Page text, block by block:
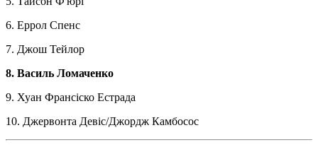
6. Еррол Спенс
7. Джош Тейлор
8. Василь Ломаченко
9. Хуан Франсіско Естрада
10. Джервонта Девіс/Джордж Камбосос